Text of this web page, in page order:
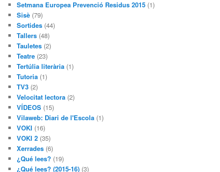
Setmana Europea Prevenció Residus 2015 (1)
Sisè (79)
Sortides (44)
Tallers (48)
Tauletes (2)
Teatre (23)
Tertúlia literària (1)
Tutoria (1)
TV3 (2)
Velocitat lectora (2)
VÍDEOS (15)
Vilaweb: Diari de l'Escola (1)
VOKI (16)
VOKI 2 (35)
Xerrades (6)
¿Qué lees? (19)
¿Qué lees? (2015-16) (3)